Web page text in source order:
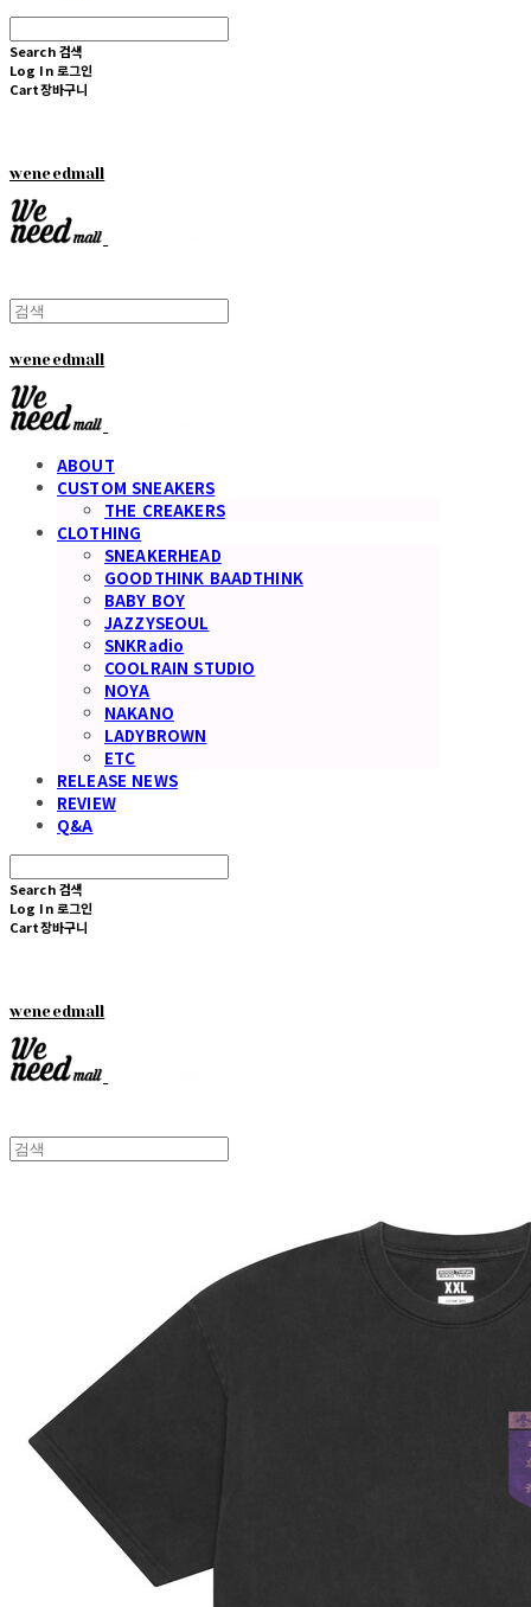
Search 검색
Log In 로그인
Cart장바구니
weneedmall
weneedmall
ABOUT
CUSTOM SNEAKERS
THE CREAKERS
CLOTHING
SNEAKERHEAD
GOODTHINK BAADTHINK
BABY BOY
JAZZYSEOUL
SNKRadio
COOLRAIN STUDIO
NOYA
NAKANO
LADYBROWN
ETC
RELEASE NEWS
REVIEW
Q&A
Search 검색
Log In 로그인
Cart장바구니
weneedmall